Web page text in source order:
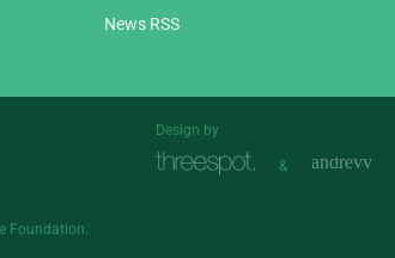
News RSS
Design by
&
Foundation.